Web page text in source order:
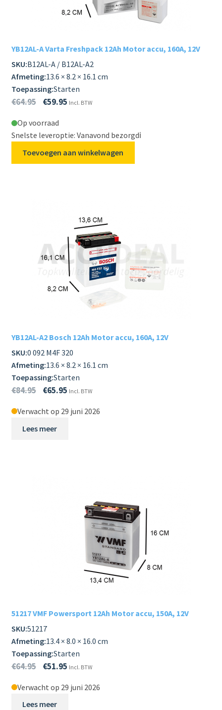
LADERS & ACCESSOIRES
SOORTEN
YB12AL-A Varta Freshpack 12Ah Motor accu, 160A, 12V
SKU:B12AL-A / B12AL-A2
Afmeting:13.6 × 8.2 × 16.1 cm
Toepassing:Starten
€64.95 €59.95 Incl. BTW
Op voorraad
Snelste leveroptie: Vanavond bezorgdℹ️
Toevoegen aan winkelwagen
YB12AL-A2 Bosch 12Ah Motor accu, 160A, 12V
SKU:0 092 M4F 320
Afmeting:13.6 × 8.2 × 16.1 cm
Toepassing:Starten
€84.95 €65.95 Incl. BTW
Verwacht op 29 juni 2026
Lees meer
51217 VMF Powersport 12Ah Motor accu, 150A, 12V
SKU:51217
Afmeting:13.4 × 8.0 × 16.0 cm
Toepassing:Starten
€64.95 €51.95 Incl. BTW
Verwacht op 29 juni 2026
Lees meer